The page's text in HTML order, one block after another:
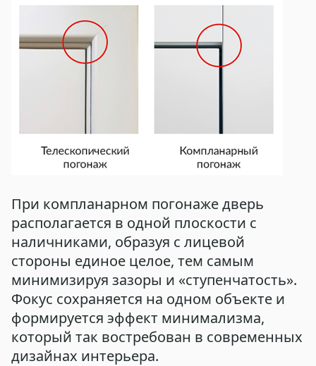
При компланарном погонаже дверь
располагается в одной плоскости с
наличниками, образуя с лицевой
стороны единое целое, тем самым
минимизируя зазоры и «ступенчатость».
Фокус сохраняется на одном объекте и
формируется эффект минимализма,
который так востребован в современных
дизайнах интерьера.